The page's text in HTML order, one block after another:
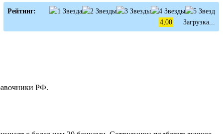
Рейтинг:
4,00
Загрузка...
РФ.